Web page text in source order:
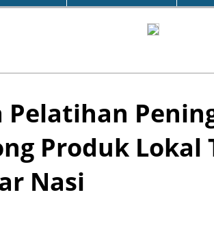
Pelatihan
Produk Lokal
Nasi